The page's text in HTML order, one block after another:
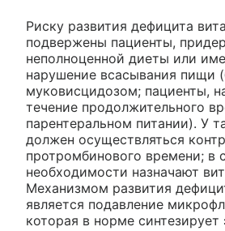
Риску развития дефицита
подвержены пациенты,
неполноценной диеты или
нарушение всасывания пищи
муковисцидозом; пациенты,
течение продолжительного
парентеральном питании). У
должен осуществляться
протромбинового времени; в
необходимости назначают
Механизмом развития
является подавление
которая в норме синтезирует